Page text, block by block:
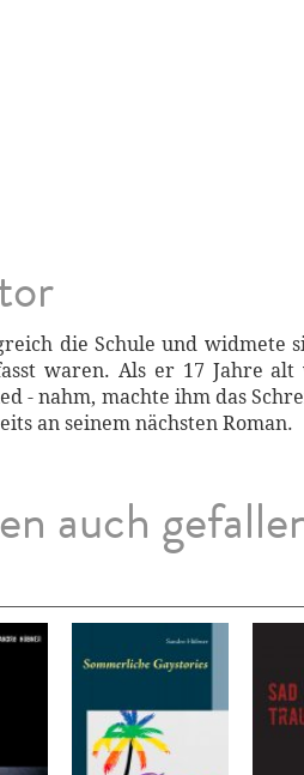
die Schule und widmete
waren. Als er 17 Jahre
- nahm, machte ihm das
an seinem nächsten Roman.
auch